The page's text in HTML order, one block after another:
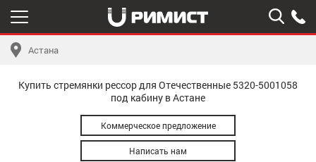
Астана
Купить стремянки рессор для Отечественные 5320-5001058
под кабину в Астане
Коммерческое предложение
Написать нам